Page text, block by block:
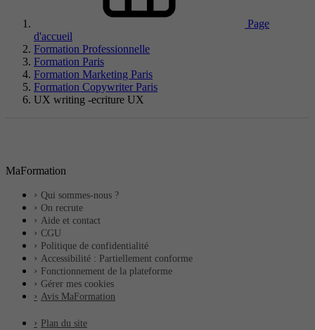
Page
d'accueil
Formation Professionnelle
Formation Paris
Formation Marketing Paris
Formation Copywriter Paris
UX writing -ecriture UX
MaFormation
Qui sommes-nous ?
On recrute
Aide et contact
CGU
Politique de confidentialité
Accessibilité : Partiellement conforme
Fonctionnement de la plateforme
Gérer mes cookies
Avis MaFormation
Plan du site